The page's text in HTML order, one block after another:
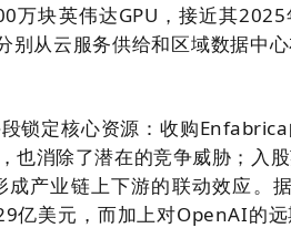
万块英伟达GPU，接近其
从云服务供给和区域数据中心
锁定核心资源：收购
也消除了潜在的竞争威胁；入股
产业链上下游的联动效应。
亿美元，而加上对OpenAI的